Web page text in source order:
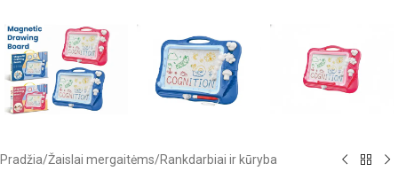
Pradžia/Žaislai mergaitėms/Rankdarbiai ir kūryba